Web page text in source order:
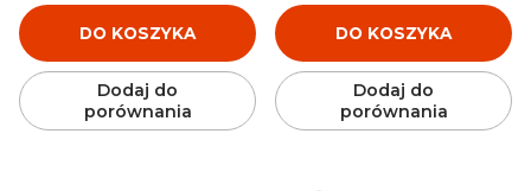
DO KOSZYKA
Dodaj do
porównania
DO KOSZYKA
Dodaj do
porównania